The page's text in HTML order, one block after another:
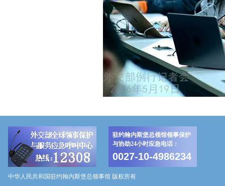
驻约翰内斯堡总领馆领事保护
与协助24小时应急电话：
0027-10-4986234
中华人民共和国驻约翰内斯堡总领事馆 版权所有